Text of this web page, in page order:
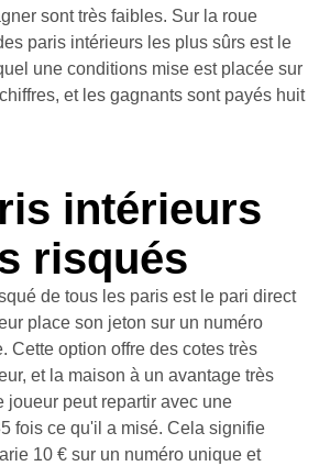
sont très faibles. Sur la roue
paris intérieurs les plus sûrs est le
une conditions mise est placée sur
et les gagnants sont payés huit
intérieurs
risqués
de tous les paris est le pari direct
place son jeton sur un numéro
Cette option offre des cotes très
et la maison à un avantage très
joueur peut repartir avec une
fois ce qu'il a misé. Cela signifie
10 € sur un numéro unique et